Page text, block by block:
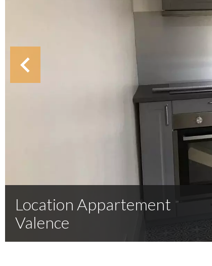
Location Appartement
Valence